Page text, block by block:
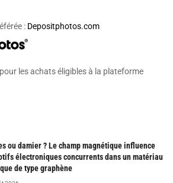
: Depositphotos.com
les achats éligibles à la plateforme
ou damier ? Le champ magnétique influence
électroniques concurrents dans un matériau
de type graphène